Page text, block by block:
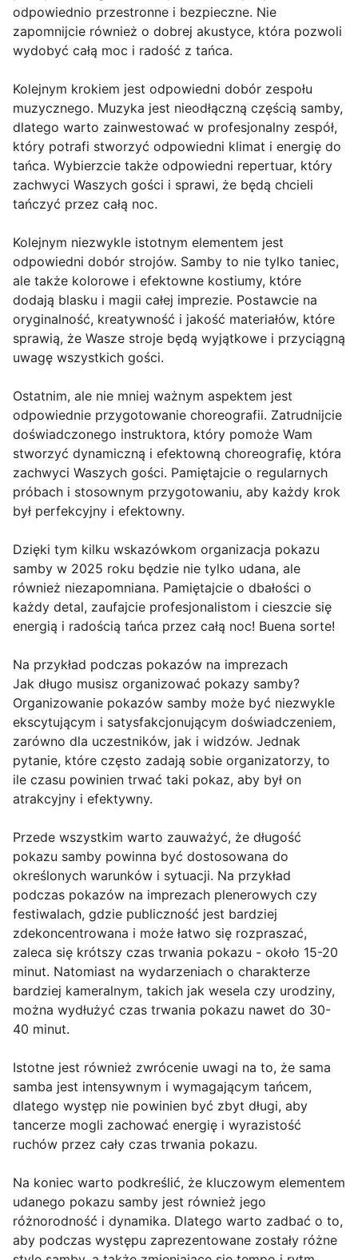
odpowiednio przestronne i bezpieczne. Nie
zapomnijcie również o dobrej akustyce, która pozwoli
wydobyć całą moc i radość z tańca.
Kolejnym krokiem jest odpowiedni dobór zespołu
muzycznego. Muzyka jest nieodłączną częścią samby,
dlatego warto zainwestować w profesjonalny zespół,
który potrafi stworzyć odpowiedni klimat i energię do
tańca. Wybierzcie także odpowiedni repertuar, który
zachwyci Waszych gości i sprawi, że będą chcieli
tańczyć przez całą noc.
Kolejnym niezwykle istotnym elementem jest
odpowiedni dobór strojów. Samby to nie tylko taniec,
ale także kolorowe i efektowne kostiumy, które
dodają blasku i magii całej imprezie. Postawcie na
oryginalność, kreatywność i jakość materiałów, które
sprawią, że Wasze stroje będą wyjątkowe i przyciągną
uwagę wszystkich gości.
Ostatnim, ale nie mniej ważnym aspektem jest
odpowiednie przygotowanie choreografii. Zatrudnijcie
doświadczonego instruktora, który pomoże Wam
stworzyć dynamiczną i efektowną choreografię, która
zachwyci Waszych gości. Pamiętajcie o regularnych
próbach i stosownym przygotowaniu, aby każdy krok
był perfekcyjny i efektowny.
Dzięki tym kilku wskazówkom organizacja pokazu
samby w 2025 roku będzie nie tylko udana, ale
również niezapomniana. Pamiętajcie o dbałości o
każdy detal, zaufajcie profesjonalistom i cieszcie się
energią i radością tańca przez całą noc! Buena sorte!
Na przykład podczas pokazów na imprezach
Jak długo musisz organizować pokazy samby?
Organizowanie pokazów samby może być niezwykle
ekscytującym i satysfakcjonującym doświadczeniem,
zarówno dla uczestników, jak i widzów. Jednak
pytanie, które często zadają sobie organizatorzy, to
ile czasu powinien trwać taki pokaz, aby był on
atrakcyjny i efektywny.
Przede wszystkim warto zauważyć, że długość
pokazu samby powinna być dostosowana do
określonych warunków i sytuacji. Na przykład
podczas pokazów na imprezach plenerowych czy
festiwalach, gdzie publiczność jest bardziej
zdekoncentrowana i może łatwo się rozpraszać,
zaleca się krótszy czas trwania pokazu - około 15-20
minut. Natomiast na wydarzeniach o charakterze
bardziej kameralnym, takich jak wesela czy urodziny,
można wydłużyć czas trwania pokazu nawet do 30-
40 minut.
Istotne jest również zwrócenie uwagi na to, że sama
samba jest intensywnym i wymagającym tańcem,
dlatego występ nie powinien być zbyt długi, aby
tancerze mogli zachować energię i wyrazistość
ruchów przez cały czas trwania pokazu.
Na koniec warto podkreślić, że kluczowym elementem
udanego pokazu samby jest również jego
różnorodność i dynamika. Dlatego warto zadbać o to,
aby podczas występu zaprezentowane zostały różne